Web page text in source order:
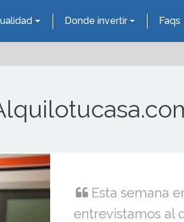
Donde invertir Faqs
Esta semana
entrevistamos al